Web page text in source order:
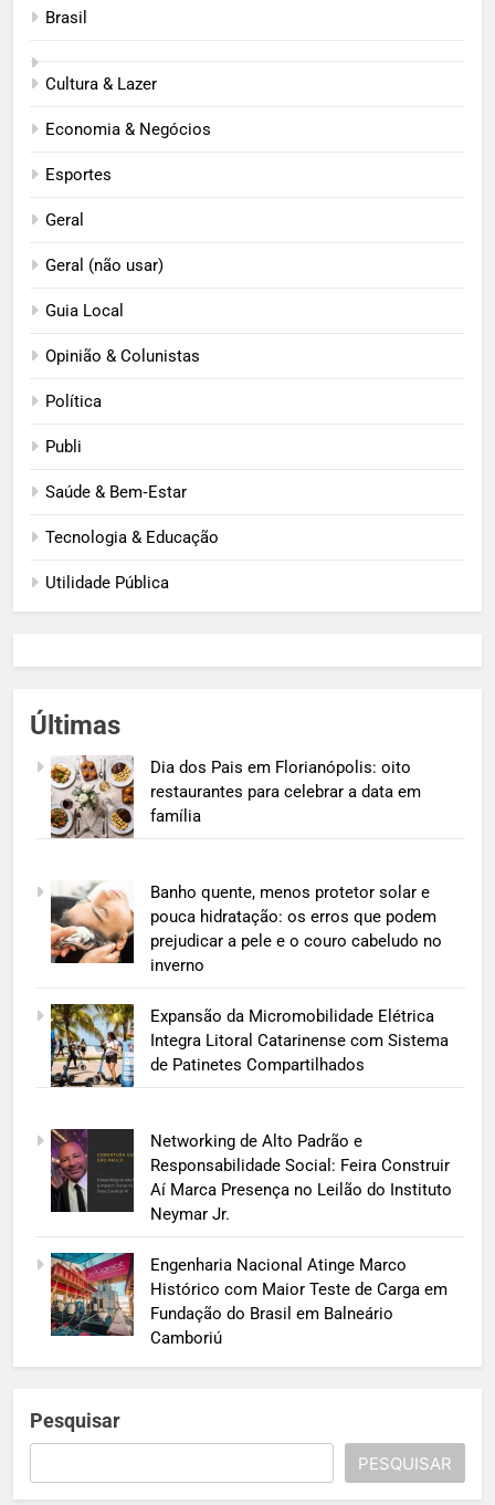
Brasil
Cultura & Lazer
Economia & Negócios
Esportes
Geral
Geral (não usar)
Guia Local
Opinião & Colunistas
Política
Publi
Saúde & Bem‑Estar
Tecnologia & Educação
Utilidade Pública
Últimas
Dia dos Pais em Florianópolis: oito
restaurantes para celebrar a data em
família
Banho quente, menos protetor solar e
pouca hidratação: os erros que podem
prejudicar a pele e o couro cabeludo no
inverno
Expansão da Micromobilidade Elétrica
Integra Litoral Catarinense com Sistema
de Patinetes Compartilhados
Networking de Alto Padrão e
Responsabilidade Social: Feira Construir
Aí Marca Presença no Leilão do Instituto
Neymar Jr.
Engenharia Nacional Atinge Marco
Histórico com Maior Teste de Carga em
Fundação do Brasil em Balneário
Camboriú
Pesquisar
PESQUISAR